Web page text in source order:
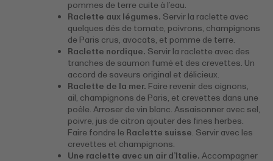
pommes de terre cuite à l’eau.
Raclette aux légumes. Servir la raclette avec
quelques dés de tomate, poivrons, champignons
de Paris crus, avocats, et pomme de terre.
Raclette nordique. Servir la raclette avec des
tranches de saumon fumé et des crevettes. Un
accord de saveurs original et délicieux.
Raclette de la mer. Faire revenir des oignons,
ail, champignons de Paris, et crevettes dans une
poêle. Arroser de vin blanc. Assaisonner avec sel,
poivre, jus de citron ajouter des fines herbes.
Faire fondre le Raclette suisse. Servir avec les
crevettes et champignons.
Une raclette avec un air d’Italie.Accompagner